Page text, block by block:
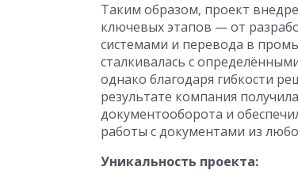
Таким образом, проект
ключевых этапов — от
системами и перевода в
сталкивалась с
однако благодаря гибкости
результате компания
документооборота и
работы с документами из
Уникальность проекта: